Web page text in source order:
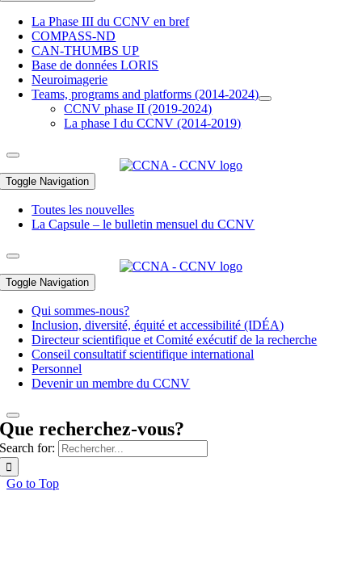
La Phase III du CCNV en bref
COMPASS-ND
CAN-THUMBS UP
Base de données LORIS
Neuroimagerie
Teams, programs and platforms (2014-2024)
CCNV phase II (2019-2024)
La phase I du CCNV (2014-2019)
Toggle Navigation
Toutes les nouvelles
La Capsule – le bulletin mensuel du CCNV
Toggle Navigation
Qui sommes-nous?
Inclusion, diversité, équité et accessibilité (IDÉA)
Directeur scientifique et Comité exécutif de la recherche
Conseil consultatif scientifique international
Personnel
Devenir un membre du CCNV
Que recherchez-vous?
Search for:
Go to Top